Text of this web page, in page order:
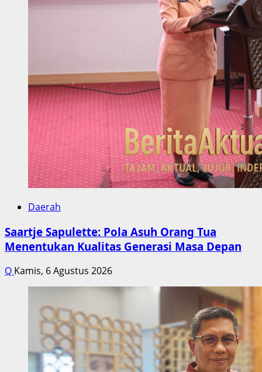
Daerah
Saartje Sapulette: Pola Asuh Orang Tua
Menentukan Kualitas Generasi Masa Depan
Q Kamis, 6 Agustus 2026